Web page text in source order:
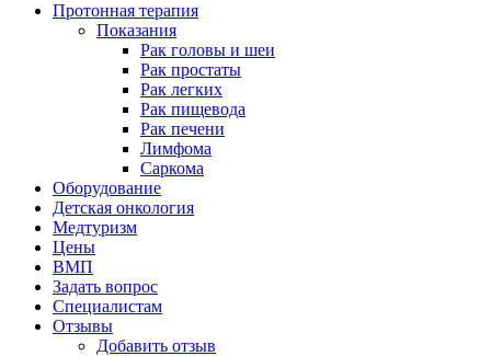
Протонная терапия
Показания
Рак головы и шеи
Рак простаты
Рак легких
Рак пищевода
Рак печени
Лимфома
Саркома
Оборудование
Детская онкология
Медтуризм
Цены
ВМП
Задать вопрос
Специалистам
Отзывы
Добавить отзыв